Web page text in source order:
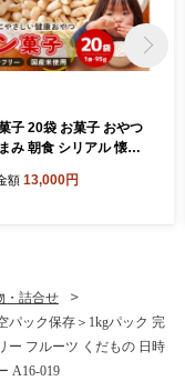
子 20袋 お菓子 おやつ
み 朝食 シリアル 懐か
額 13,000円
・詰合せ
パック保存＞1kgパック 完
ー フルーツ くだもの 日時
A16-019